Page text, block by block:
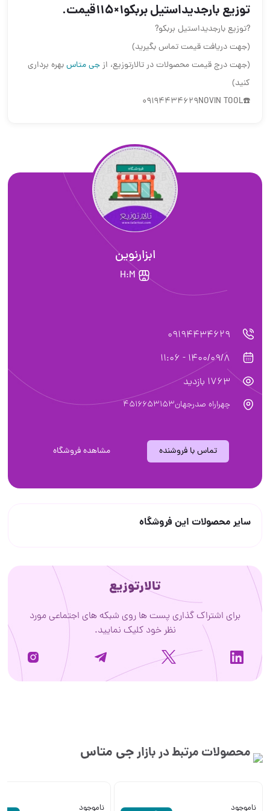
توزیع بارجدیداستیل بربکو۱×۱۱۵قیمت.
?توزیع بارجدیداستیل بربکو?
(جهت دریافت قیمت تماس بگیرید)
(جهت درج قیمت محصولات در تالارتوزیع، ازجی متاسبهره برداری
کنید)
☎️09194434629NOVIN TOOL
ابزارنوین
H:M
09194434629
1400/09/8 - 11:06
1763 بازدید
چهراراه صدرجهان4516653153
تماس با فروشنده مشاهده فروشگاه
سایر محصولات این فروشگاه
تالارتوزیع
برای اشتراک گذاری پست ها روی شبکه های اجتماعی مورد
نظر خود کلیک نمایید.
محصولات مرتبط در بازارجی متاس
ناموجود ناموجود